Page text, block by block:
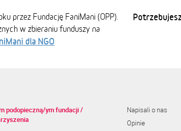
przez Fundację FaniMani (OPP).
w zbieraniu funduszy na
dla NGO
podopieczną/ym fundacji /
Napisali o nas
Opinie